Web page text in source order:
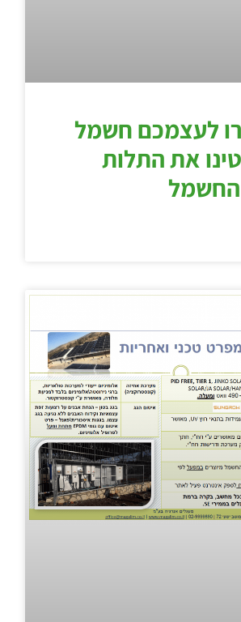
לעצמכם חשמל
את התלות